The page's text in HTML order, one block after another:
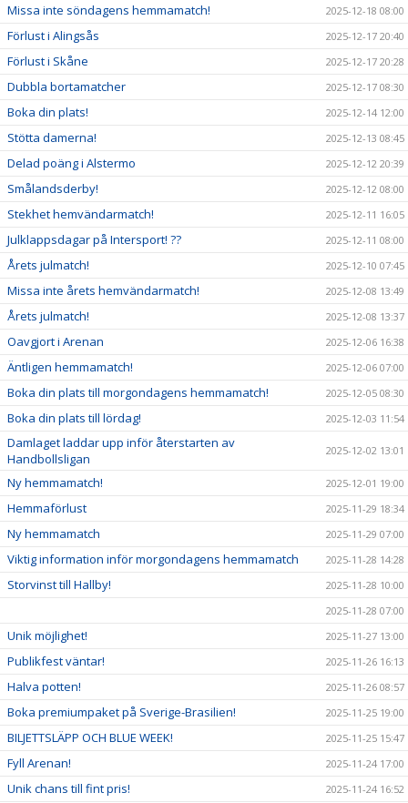
Missa inte söndagens hemmamatch! 2025-12-18 08:00
Förlust i Alingsås 2025-12-17 20:40
Förlust i Skåne 2025-12-17 20:28
Dubbla bortamatcher 2025-12-17 08:30
Boka din plats! 2025-12-14 12:00
Stötta damerna! 2025-12-13 08:45
Delad poäng i Alstermo 2025-12-12 20:39
Smålandsderby! 2025-12-12 08:00
Stekhet hemvändarmatch! 2025-12-11 16:05
Julklappsdagar på Intersport! ?? 2025-12-11 08:00
Årets julmatch! 2025-12-10 07:45
Missa inte årets hemvändarmatch! 2025-12-08 13:49
Årets julmatch! 2025-12-08 13:37
Oavgjort i Arenan 2025-12-06 16:38
Äntligen hemmamatch! 2025-12-06 07:00
Boka din plats till morgondagens hemmamatch! 2025-12-05 08:30
Boka din plats till lördag! 2025-12-03 11:54
Damlaget laddar upp inför återstarten av
Handbollsligan
2025-12-02 13:01
Ny hemmamatch! 2025-12-01 19:00
Hemmaförlust 2025-11-29 18:34
Ny hemmamatch 2025-11-29 07:00
Viktig information inför morgondagens hemmamatch 2025-11-28 14:28
Storvinst till Hallby!
2025-11-28 10:00
2025-11-28 07:00
Unik möjlighet! 2025-11-27 13:00
Publikfest väntar! 2025-11-26 16:13
Halva potten! 2025-11-26 08:57
Boka premiumpaket på Sverige-Brasilien! 2025-11-25 19:00
BILJETTSLÄPP OCH BLUE WEEK! 2025-11-25 15:47
Fyll Arenan! 2025-11-24 17:00
Unik chans till fint pris! 2025-11-24 16:52